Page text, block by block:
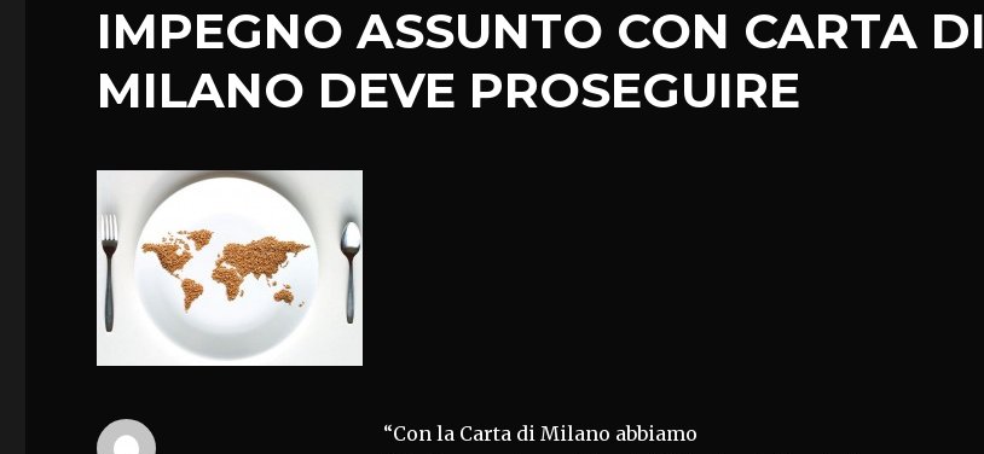
IMPEGNO ASSUNTO CON CARTA DI
MILANO DEVE PROSEGUIRE
“Con la Carta di Milano abbiamo